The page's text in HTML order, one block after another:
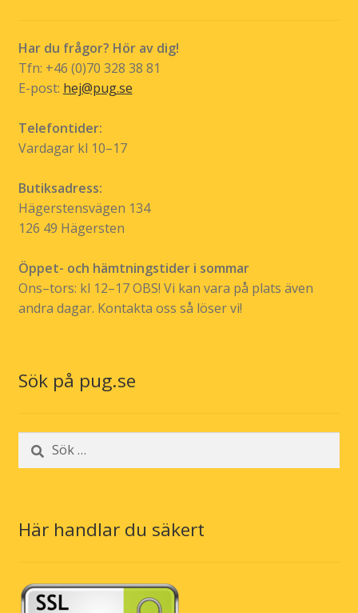
Har du frågor? Hör av dig!
Tfn: +46 (0)70 328 38 81
E-post: hej@pug.se
Telefontider:
Vardagar kl 10–17
Butiksadress:
Hägerstensvägen 134
126 49 Hägersten
Öppet- och hämtningstider i sommar
Ons–tors: kl 12–17 OBS! Vi kan vara på plats även
andra dagar. Kontakta oss så löser vi!
Sök på pug.se
Sök
efter:
Här handlar du säkert